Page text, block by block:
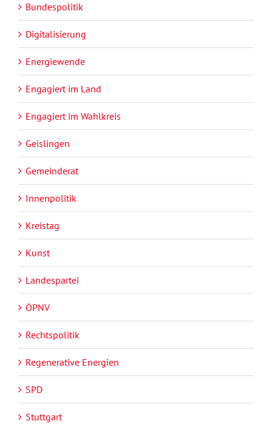
Bundespolitik
Digitalisierung
Energiewende
Engagiert im Land
Engagiert im Wahlkreis
Geislingen
Gemeinderat
Innenpolitik
Kreistag
Kunst
Landespartei
ÖPNV
Rechtspolitik
Regenerative Energien
SPD
Stuttgart